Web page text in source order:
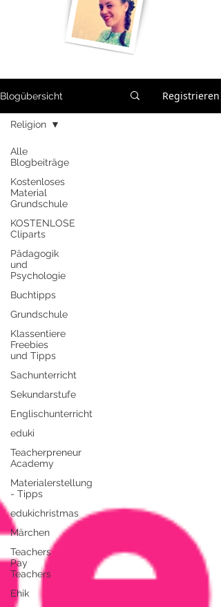
Blogübersicht Registrieren
Alle
Blogbeiträge
Kostenloses
Material
Grundschule
KOSTENLOSE
Cliparts
Pädagogik
und
Psychologie
Buchtipps
Grundschule
Klassentiere
Freebies
und Tipps
Sachunterricht
Sekundarstufe
Englischunterricht
eduki
Teacherpreneur
Academy
Materialerstellung
- Tipps
edukichristmas
Märchen
Teachers
Pay
Teachers
Ehik
Religion